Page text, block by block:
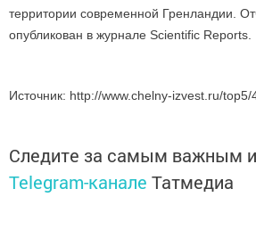
территории современной Гренландии.
опубликован в журнале Scientific Reports.
Источник: http://www.chelny-izvest.ru/
Следите за самым важным
Telegram-канале Татмедиа